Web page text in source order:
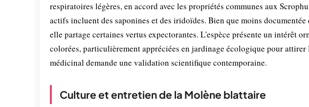
respiratoires légères, en accord avec les propriétés communes aux
actifs incluent des saponines et des iridoïdes. Bien que moins
elle partage certaines vertus expectorantes. L'espèce présente un intérêt
colorées, particulièrement appréciées en jardinage écologique pour
médicinal demande une validation scientifique contemporaine.
Culture et entretien de la Molène blattaire